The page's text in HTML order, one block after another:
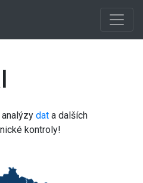
dat a dalších
kontroly!